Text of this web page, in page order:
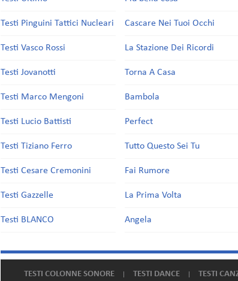
Testi Pinguini Tattici Nucleari
Testi Vasco Rossi
Testi Jovanotti
Testi Marco Mengoni
Testi Lucio Battisti
Testi Tiziano Ferro
Testi Cesare Cremonini
Testi Gazzelle
Testi BLANCO
Cascare Nei Tuoi Occhi
La Stazione Dei Ricordi
Torna A Casa
Bambola
Perfect
Tutto Questo Sei Tu
Fai Rumore
La Prima Volta
Angela
TESTI COLONNE SONORE TESTI DANCE TESTI